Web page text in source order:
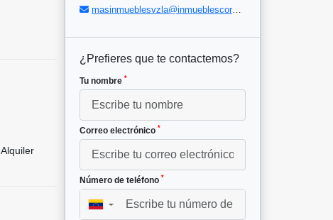
Alquiler
masinmueblesvzla@inmueblescorp.com
¿Prefieres que te contactemos?
Tu nombre *
Correo electrónico *
Número de teléfono *
▼